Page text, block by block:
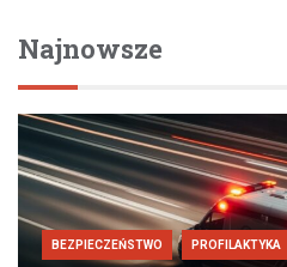
Najnowsze
BEZPIECZEŃSTWO PROFILAKTYKA